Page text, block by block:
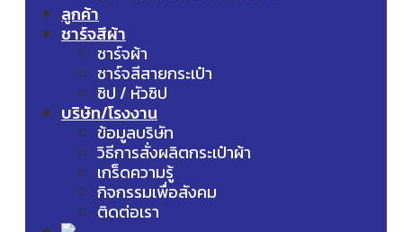
ลูกค้า
ชาร์จสีผ้า
ชาร์จผ้า
ชาร์จสีสายกระเป๋า
ซิป / หัวซิป
บริษัท/โรงงาน
ข้อมูลบริษัท
วิธีการสั่งผลิตกระเป๋าผ้า
เกร็ดความรู้
กิจกรรมเพื่อสังคม
ติดต่อเรา